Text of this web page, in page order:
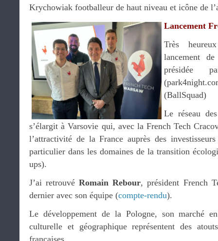
Krychowiak footballeur de haut niveau et icône de
Lancement
Très
lancement
présidée
(BallSquad)
Le réseau
s’élargit à Varsovie qui, avec la French Tech
l’attractivité de la France auprès des
particulier dans les domaines de la transition
ups).
J’ai retrouvéRomain Rebour, président French
dernier avec son équipe (compte-rendu).
Le développement de la Pologne, son marché
culturelle et géographique représentent des
françaises.